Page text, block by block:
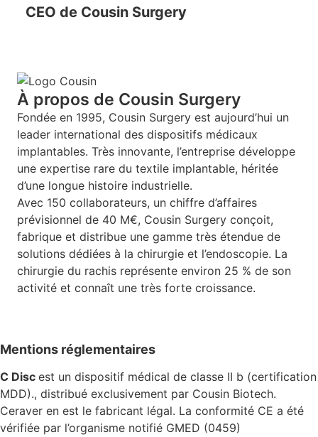
CEO de Cousin Surgery
À propos de Cousin Surgery
Fondée en 1995, Cousin Surgery est aujourd’hui un
leader international des dispositifs médicaux
implantables. Très innovante, l’entreprise développe
une expertise rare du textile implantable, héritée
d’une longue histoire industrielle.
Avec 150 collaborateurs, un chiffre d’affaires
prévisionnel de 40 M€, Cousin Surgery conçoit,
fabrique et distribue une gamme très étendue de
solutions dédiées à la chirurgie et l’endoscopie. La
chirurgie du rachis représente environ 25 % de son
activité et connaît une très forte croissance.
Mentions réglementaires
C Disc est un dispositif médical de classe II b (certification
MDD)., distribué exclusivement par Cousin Biotech.
Ceraver en est le fabricant légal. La conformité CE a été
vérifiée par l’organisme notifié GMED (0459)